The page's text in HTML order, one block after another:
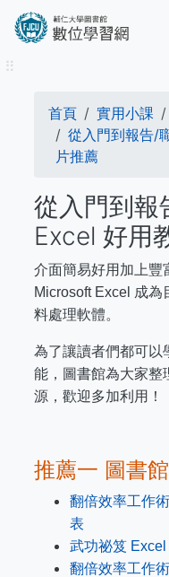
內
⠿
導
航
結
首頁 實用小課
從入門到報告/
片推薦
從入門到報
Excel 好用
介面簡易好用加上豐
Microsoft Excel 成
料處理軟體。
為了讓讀者們都可
能，圖書館為大家整
源，歡迎多加利用！
推薦一 圖書
翻倍效率工作
表
武功祕笈 Excel
翻倍效率工作